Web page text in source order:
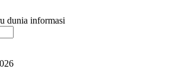
dunia informasi